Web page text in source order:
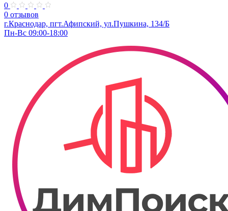
0
0 отзывов
г.Краснодар, пгт.Афипский, ул.Пушкина, 134/Б
Пн-Вс 09:00-18:00